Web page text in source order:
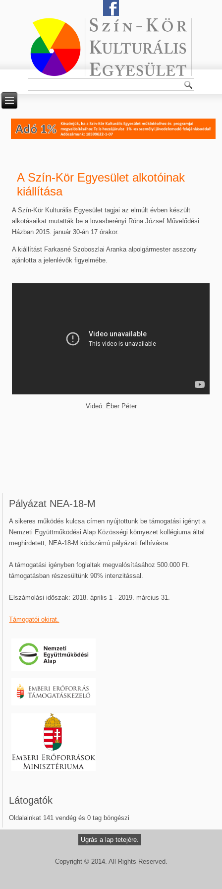
A Szín-Kör Egyesület alkotóinak
kiállítása
A Szín-Kör Kulturális Egyesület tagjai az elmúlt évben készült
alkotásaikat mutatták be a lovasberényi Róna József Művelődési
Házban 2015. január 30-án 17 órakor.
A kiállítást Farkasné Szoboszlai Aranka alpolgármester asszony
ajánlotta a jelenlévők figyelmébe.
Videó: Éber Péter
Pályázat NEA-18-M
A sikeres működés kulcsa címen nyújtottunk be támogatási igényt a
Nemzeti Együttműködési Alap Közösségi környezet kollégiuma által
meghirdetett, NEA-18-M kódszámú pályázati felhívásra.
A támogatási igényben foglaltak megvalósításához 500.000 Ft.
támogatásban részesültünk 90% intenzitással.
Elszámolási időszak: 2018. április 1 - 2019. március 31.
Támogatói okirat.
Látogatók
Oldalainkat 141 vendég és 0 tag böngészi
Ugrás a lap tetejére.
Copyright © 2014. All Rights Reserved.